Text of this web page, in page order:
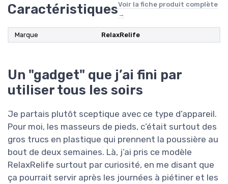
CaractéristiquesVoir la fiche produit complète
→
Marque RelaxRelife
Un "gadget" que j’ai fini par
utiliser tous les soirs
Je partais plutôt sceptique avec ce type d’appareil.
Pour moi, les masseurs de pieds, c’était surtout des
gros trucs en plastique qui prennent la poussière au
bout de deux semaines. Là, j’ai pris ce modèle
RelaxRelife surtout par curiosité, en me disant que
ça pourrait servir après les journées à piétiner et les